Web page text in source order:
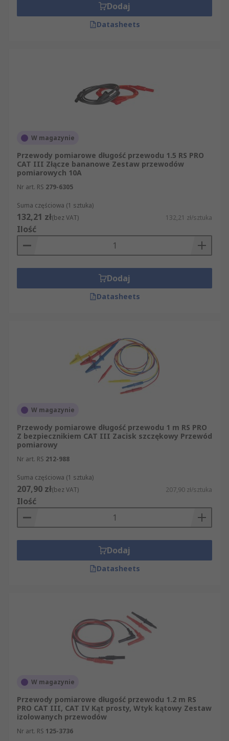
Dodaj
Datasheets
W magazynie
Przewody pomiarowe długość przewodu 1.5 RS PRO
CAT III Złącze bananowe Zestaw przewodów
pomiarowych 10A
Nr art. RS 279-6305
Suma częściowa (1 sztuka)
132,21 zł(bez VAT) 132,21 zł/sztuka
Ilość
Dodaj
Datasheets
W magazynie
Przewody pomiarowe długość przewodu 1 m RS PRO
Z bezpiecznikiem CAT III Zacisk szczękowy Przewód
pomiarowy
Nr art. RS 212-988
Suma częściowa (1 sztuka)
207,90 zł(bez VAT) 207,90 zł/sztuka
Ilość
Dodaj
Datasheets
W magazynie
Przewody pomiarowe długość przewodu 1.2 m RS
PRO CAT III, CAT IV Kąt prosty, Wtyk kątowy Zestaw
izolowanych przewodów
Nr art. RS 125-3736